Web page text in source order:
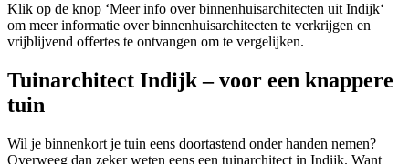
Klik op de knop ‘Meer info over binnenhuisarchitecten uit Indijk‘
om meer informatie over binnenhuisarchitecten te verkrijgen en
vrijblijvend offertes te ontvangen om te vergelijken.
Tuinarchitect Indijk – voor een knappere
tuin
Wil je binnenkort je tuin eens doortastend onder handen nemen?
Overweeg dan zeker weten eens een tuinarchitect in Indijk. Want